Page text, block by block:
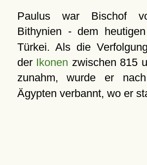
Paulus war Bischof
Bithynien - dem heutigen
Türkei. Als die
der Ikonen zwischen 815
zunahm, wurde er
Ägypten verbannt, wo er